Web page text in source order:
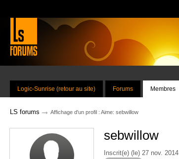
Logic-Sunrise (retour au site) Forums Membres
LS forums → Affichage d'un profil : Aime: sebwillow
sebwillow
Inscrit(e) (le) 27 nov. 2014